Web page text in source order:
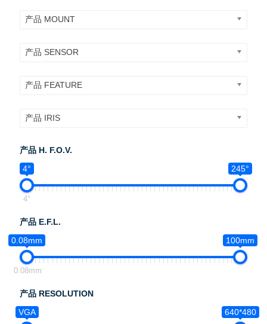
产品 MOUNT
产品 SENSOR
产品 FEATURE
产品 IRIS
产品 H. F.O.V.
4°
245°
4°
产品 E.F.L.
0.08mm
100mm
0.08mm
产品 RESOLUTION
VGA
640*480